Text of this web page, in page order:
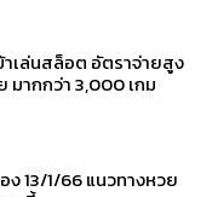
าเล่นสล็อต อัตราจ่ายสูง
มากกว่า 3,000 เกม
ง 13/1/66 แนวทางหวย